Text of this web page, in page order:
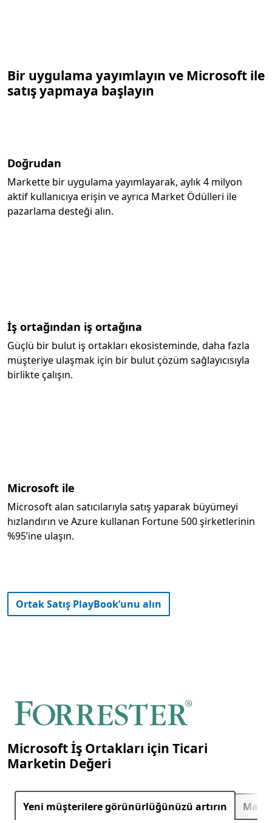
Bir uygulama yayımlayın ve Microsoft ile
satış yapmaya başlayın
Doğrudan
Markette bir uygulama yayımlayarak, aylık 4 milyon
aktif kullanıcıya erişin ve ayrıca Market Ödülleri ile
pazarlama desteği alın.
İş ortağından iş ortağına
Güçlü bir bulut iş ortakları ekosisteminde, daha fazla
müşteriye ulaşmak için bir bulut çözüm sağlayıcısıyla
birlikte çalışın.
Microsoft ile
Microsoft alan satıcılarıyla satış yaparak büyümeyi
hızlandırın ve Azure kullanan Fortune 500 şirketlerinin
%95’ine ulaşın.
Ortak Satış PlayBook’unu alın
Microsoft İş Ortakları için Ticari
Marketin Değeri
Yeni müşterilere görünürlüğünüzü artırın